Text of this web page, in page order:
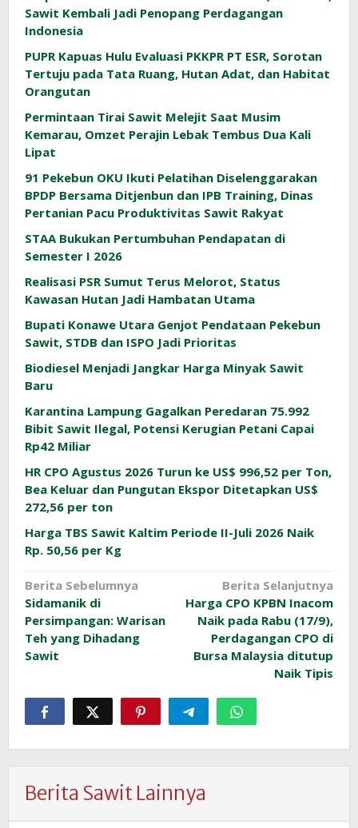
Sawit Kembali Jadi Penopang Perdagangan
Indonesia
PUPR Kapuas Hulu Evaluasi PKKPR PT ESR, Sorotan
Tertuju pada Tata Ruang, Hutan Adat, dan Habitat
Orangutan
Permintaan Tirai Sawit Melejit Saat Musim
Kemarau, Omzet Perajin Lebak Tembus Dua Kali
Lipat
91 Pekebun OKU Ikuti Pelatihan Diselenggarakan
BPDP Bersama Ditjenbun dan IPB Training, Dinas
Pertanian Pacu Produktivitas Sawit Rakyat
STAA Bukukan Pertumbuhan Pendapatan di
Semester I 2026
Realisasi PSR Sumut Terus Melorot, Status
Kawasan Hutan Jadi Hambatan Utama
Bupati Konawe Utara Genjot Pendataan Pekebun
Sawit, STDB dan ISPO Jadi Prioritas
Biodiesel Menjadi Jangkar Harga Minyak Sawit
Baru
Karantina Lampung Gagalkan Peredaran 75.992
Bibit Sawit Ilegal, Potensi Kerugian Petani Capai
Rp42 Miliar
HR CPO Agustus 2026 Turun ke US$ 996,52 per Ton,
Bea Keluar dan Pungutan Ekspor Ditetapkan US$
272,56 per ton
Harga TBS Sawit Kaltim Periode II-Juli 2026 Naik
Rp. 50,56 per Kg
Navigasi
pos
Berita Sebelumnya
Sidamanik di
Persimpangan: Warisan
Teh yang Dihadang
Sawit
Berita Selanjutnya
Harga CPO KPBN Inacom
Naik pada Rabu (17/9),
Perdagangan CPO di
Bursa Malaysia ditutup
Naik Tipis
Berita Sawit Lainnya